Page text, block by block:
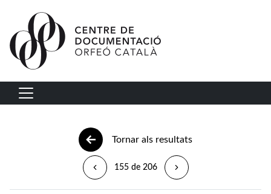
Vés al contingut
Navegació principal
Tornar als resultats
155 de 206